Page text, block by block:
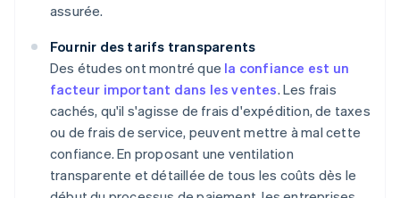
assurée.
Fournir des tarifs transparents
Des études ont montré que la confiance est un
facteur important dans les ventes. Les frais
cachés, qu'il s'agisse de frais d'expédition, de taxes
ou de frais de service, peuvent mettre à mal cette
confiance. En proposant une ventilation
transparente et détaillée de tous les coûts dès le